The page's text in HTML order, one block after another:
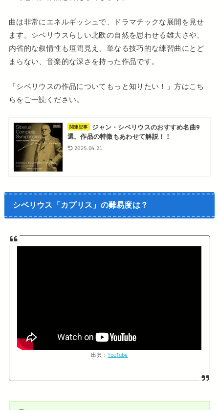
曲は非常にエネルギッシュで、ドラマチックな展開を見せ
ます。シベリウスらしい北欧の自然を思わせる雄大さや、
内省的な叙情性も垣間見え、単なる技巧的な練習曲にとど
まらない、音楽的な深さを持った作品です。
「シベリウスの作品についてもっと知りたい！」方はこち
らをご一読ください。
関連記事
ジャン・シベリウスのおすすめ名曲9
選。作品の特徴もあわせて解説！！
2025.04.21
シベリウス「カプリス」の難易度は？
出典：YouTube